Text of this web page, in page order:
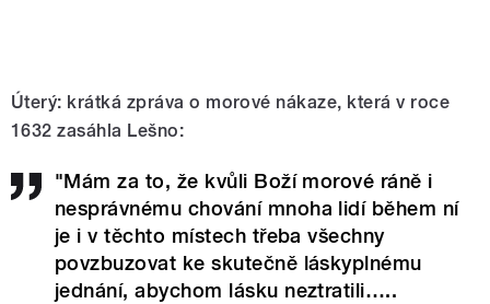
Úterý: krátká zpráva o morové nákaze, která v roce
1632 zasáhla Lešno:
"Mám za to, že kvůli Boží morové ráně i
nesprávnému chování mnoha lidí během ní
je i v těchto místech třeba všechny
povzbuzovat ke skutečně láskyplnému
jednání, abychom lásku neztratili…..